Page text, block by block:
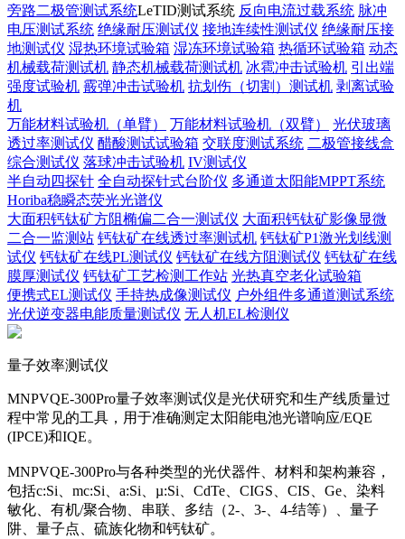
旁路二极管测试系统LeTID测试系统 反向电流过载系统 脉冲
电压测试系统 绝缘耐压测试仪 接地连续性测试仪 绝缘耐压接
地测试仪 湿热环境试验箱 湿冻环境试验箱 热循环试验箱 动态
机械载荷测试机 静态机械载荷测试机 冰雹冲击试验机 引出端
强度试验机 霰弹冲击试验机 抗划伤（切割）测试机 剥离试验
机
万能材料试验机（单臂）
万能材料试验机（双臂）
光伏玻璃
透过率测试仪 醋酸测试试验箱 交联度测试系统 二极管接线盒
综合测试仪 落球冲击试验机 IV测试仪
半自动四探针 全自动探针式台阶仪 多通道太阳能MPPT系统
Horiba稳瞬态荧光光谱仪
大面积钙钛矿方阻椭偏二合一测试仪 大面积钙钛矿影像显微
二合一监测站 钙钛矿在线透过率测试机 钙钛矿P1激光划线测
试仪 钙钛矿在线PL测试仪 钙钛矿在线方阻测试仪 钙钛矿在线
膜厚测试仪 钙钛矿工艺检测工作站 光热真空老化试验箱
便携式EL测试仪 手持热成像测试仪 户外组件多通道测试系统
光伏逆变器电能质量测试仪 无人机EL检测仪
量子效率测试仪
MNPVQE-300Pro量子效率测试仪是光伏研究和生产线质量过
程中常见的工具，用于准确测定太阳能电池光谱响应/EQE
(IPCE)和IQE。
MNPVQE-300Pro与各种类型的光伏器件、材料和架构兼容，
包括c:Si、mc:Si、a:Si、µ:Si、CdTe、CIGS、CIS、Ge、染料
敏化、有机/聚合物、串联、多结（2-、3-、4-结等）、量子
阱、量子点、硫族化物和钙钛矿。